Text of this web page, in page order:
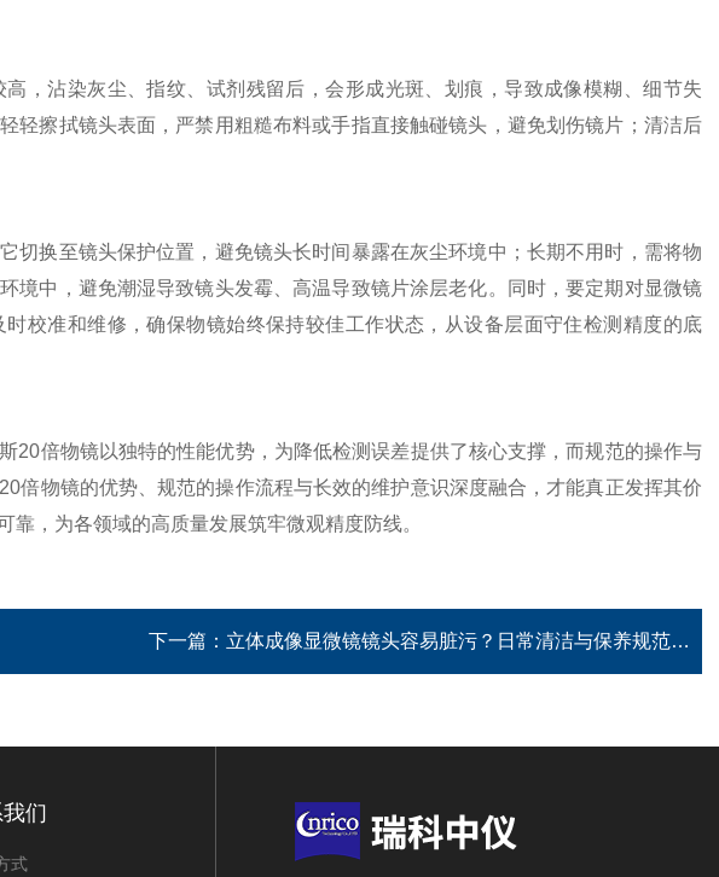
沾染灰尘、指纹、试剂残留后，会形成光斑、划痕，导致成像模糊、细节失
轻擦拭镜头表面，严禁用粗糙布料或手指直接触碰镜头，避免划伤镜片；清洁后
换至镜头保护位置，避免镜头长时间暴露在灰尘环境中；长期不用时，需将物
境中，避免潮湿导致镜头发霉、高温导致镜片涂层老化。同时，要定期对显微镜
校准和维修，确保物镜始终保持较佳工作状态，从设备层面守住检测精度的底
倍物镜以独特的性能优势，为降低检测误差提供了核心支撑，而规范的操作与
倍物镜的优势、规范的操作流程与长效的维护意识深度融合，才能真正发挥其价
，为各领域的高质量发展筑牢微观精度防线。
下一篇： 立体成像显微镜镜头容易脏污？日常清洁与保养规范
们
式